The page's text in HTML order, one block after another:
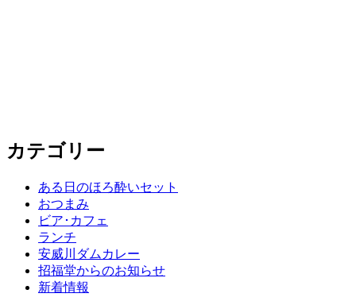
カテゴリー
ある日のほろ酔いセット
おつまみ
ビア･カフェ
ランチ
安威川ダムカレー
招福堂からのお知らせ
新着情報